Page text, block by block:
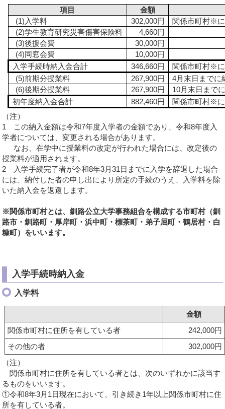
項目
金額
(1)入学料
302,000円
関係市町村※
(2)学生教育研究災害傷害保険料
4,660円
(3)後援会費
30,000円
(4)同窓会費
10,000円
入学手続時納入金合計
346,660円
関係市町村※
(5)前期分授業料
267,900円
4月末日までに
(6)後期分授業料
267,900円
10月末日まで
初年度納入金合計
882,460円
関係市町村※
（注）
1 この納入金額は令和7年度入学者の金額であり、令和8年度入
学者については、変更される場合があります。
なお、在学中に授業料の改定が行われた場合には、改定後の
授業料が適用されます。
2 入学手続完了者が令和8年3月31日までに入学を辞退した場合
には、納付した者の申し出により所定の手続のうえ、入学料を除
いた納入金を返還します。
※関係市町村とは、釧路公立大学事務組合を構成する市町村（釧
路市・釧路町・厚岸町・浜中町・標茶町・弟子屈町・鶴居村・白
糠町）をいいます。
入学手続時納入金
入学料
金額
関係市町村に住所を有している者
242,000円
その他の者
302,000円
（注）
関係市町村に住所を有している者とは、次のいずれかに該当す
るものをいいます。
①令和8年3月1日現在において、引き続き1年以上関係市町村に住
所を有している者。